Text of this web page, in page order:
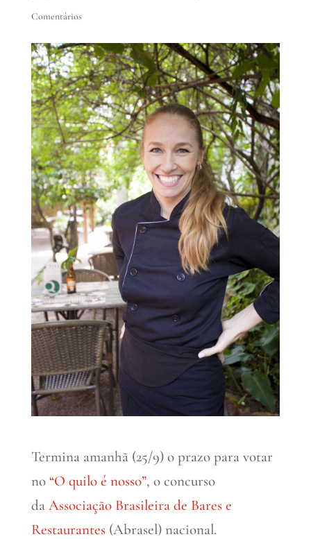
Comentários
Termina amanhã (25/9) o prazo para votar
no “O quilo é nosso”, o concurso
da Associação Brasileira de Bares e
Restaurantes (Abrasel) nacional.